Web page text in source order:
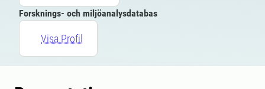
Forsknings- och miljöanalysdatabas
Visa Profil